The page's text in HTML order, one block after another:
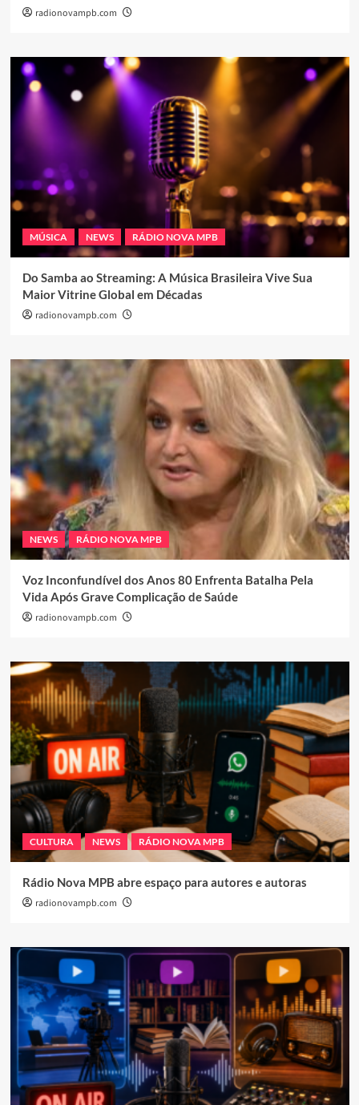
radionovampb.com
MÚSICA NEWS RÁDIO NOVA MPB
Do Samba ao Streaming: A Música Brasileira Vive Sua
Maior Vitrine Global em Décadas
radionovampb.com
NEWS RÁDIO NOVA MPB
Voz Inconfundível dos Anos 80 Enfrenta Batalha Pela
Vida Após Grave Complicação de Saúde
radionovampb.com
CULTURA NEWS RÁDIO NOVA MPB
Rádio Nova MPB abre espaço para autores e autoras
radionovampb.com